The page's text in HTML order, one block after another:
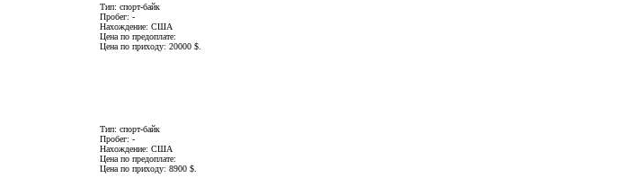
Тип: спорт-байк
Пробег: -
Нахождение: США
Цена по предоплате:
Цена по приходу: 20000 $.
Тип: спорт-байк
Пробег: -
Нахождение: США
Цена по предоплате:
Цена по приходу: 8900 $.